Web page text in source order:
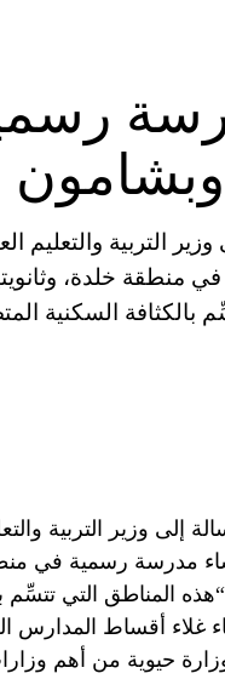
التربية والتعليم
منطقة خلدة،
السكنية
وزير التربية
مدرسة رسمية في
المناطق التي تتسِّم
غلاء أقساط المدارس
حيوية من أهم